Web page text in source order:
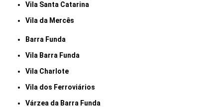
Vila Santa Catarina
Vila da Mercês
Barra Funda
Vila Barra Funda
Vila Charlote
Vila dos Ferroviários
Várzea da Barra Funda